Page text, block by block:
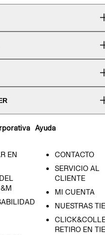
EN
Ayuda
CONTACTO
SERVICIO AL
CLIENTE
MI CUENTA
NUESTRAS
RETIRO EN